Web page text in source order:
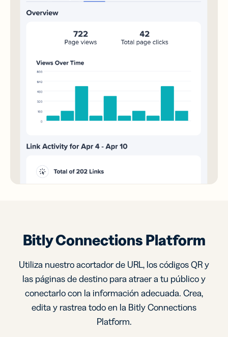
Bitly Connections Platform
Utiliza nuestro acortador de URL, los códigos QR y
las páginas de destino para atraer a tu público y
conectarlo con la información adecuada. Crea,
edita y rastrea todo en la Bitly Connections
Platform.